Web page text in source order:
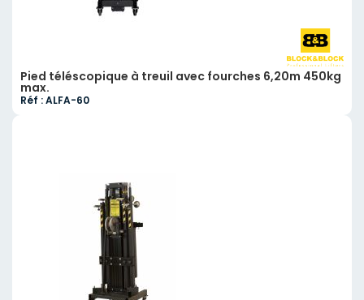
Pied téléscopique à treuil avec fourches 6,20m 450kg
max.
Réf : ALFA-60